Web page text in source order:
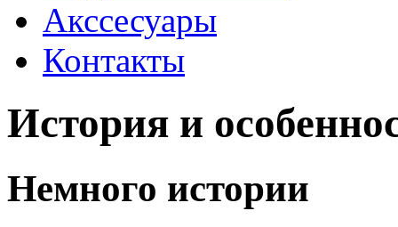
Акссесуары
Контакты
История и
Немного истории